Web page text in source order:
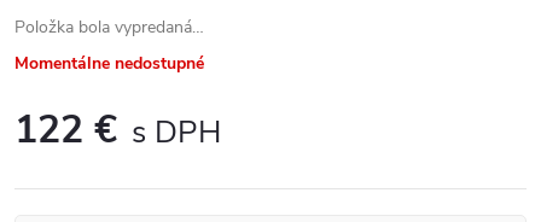
Položka bola vypredaná…
Momentálne nedostupné
122 €